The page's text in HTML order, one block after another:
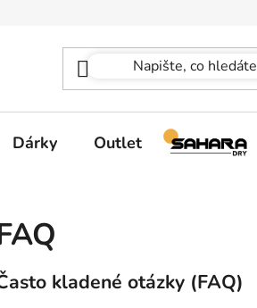
Dárky Outlet
kladené otázky (FAQ)